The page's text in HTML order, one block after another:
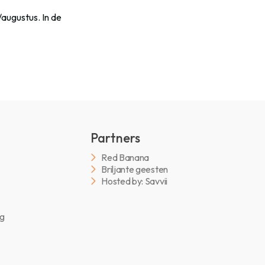
In de
Partners
Red Banana
Briljante geesten
Hosted by: Savvii